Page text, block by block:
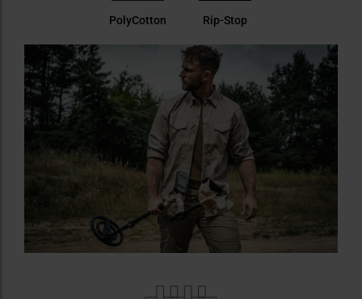
PolyCotton Rip-Stop